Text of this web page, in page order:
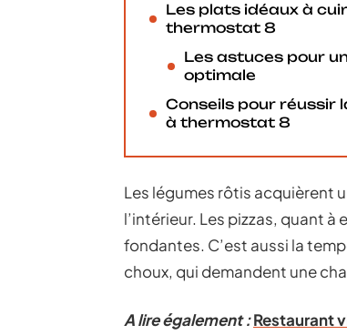
Les plats idéaux à
thermostat 8
Les astuces pour
optimale
Conseils pour réussir
à thermostat 8
Les légumes rôtis acquièrent
l’intérieur. Les pizzas, quant
fondantes. C’est aussi la
choux, qui demandent une
A lire également :Restaurant